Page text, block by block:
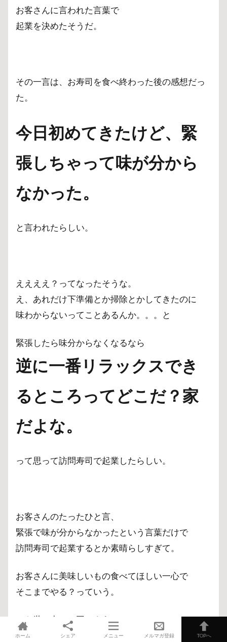
お客さんに言われた言葉で
起業を決めたそうだ。
その一言は、お寿司を食べ終わった後の感想だっ
た。
今日初めてきたけど、 緊
張しちゃって味が分から
なかった。
と言われたらしい。
ええええ？ってなったそうな。
え、あれだけ下準備とか掃除とかしてきたのに
味わからないってことあるんか。。。と
緊張したら味分からなくなるなら
逆に一番リラックスでき
るところってどこだ？家
だよな。
って思って訪問寿司で起業したらしい。
お客さんのたったひと言、
緊張で味が分からなかったという言葉だけで
訪問寿司で起業するとか素晴らしすぎて。
お客さんに美味しいもの食べてほしい一心で
そこまでやる？っていう。
でも世の中には同じように
家で親しい人とだけで楽しく
ホーム シェア メニュー メルマガ登録 TOPへ